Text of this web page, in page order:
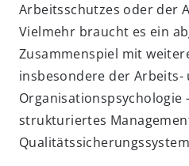
Arbeitsschutzes oder der
Vielmehr braucht es ein
Zusammenspiel mit
insbesondere der Arbeits-
Organisationspsychologie
strukturiertes